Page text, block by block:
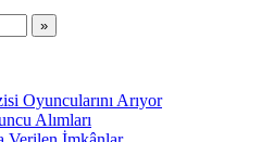
Oyuncularını Arıyor
Alımları